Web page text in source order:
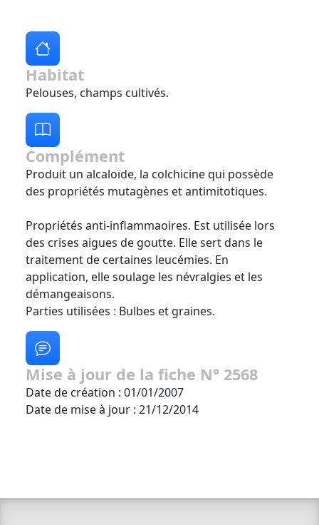
Habitat
Pelouses, champs cultivés.
Complément
Produit un alcaloïde, la colchicine qui possède
des propriétés mutagènes et antimitotiques.
Propriétés anti-inflammaoires. Est utilisée lors
des crises aigues de goutte. Elle sert dans le
traitement de certaines leucémies. En
application, elle soulage les névralgies et les
démangeaisons.
Parties utilisées : Bulbes et graines.
Mise à jour de la fiche N° 2568
Date de création : 01/01/2007
Date de mise à jour : 21/12/2014